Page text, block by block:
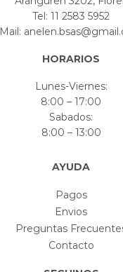
Tel: 11 2583 5952
Mail:
HORARIOS
Lunes-Viernes:
8:00 – 17:00
Sabados:
8:00 – 13:00
AYUDA
Pagos
Envios
Preguntas
Contacto